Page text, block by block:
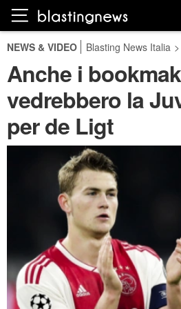
NEWS & VIDEO Blasting News Italia >
Anche i
vedrebbero la
per de Ligt